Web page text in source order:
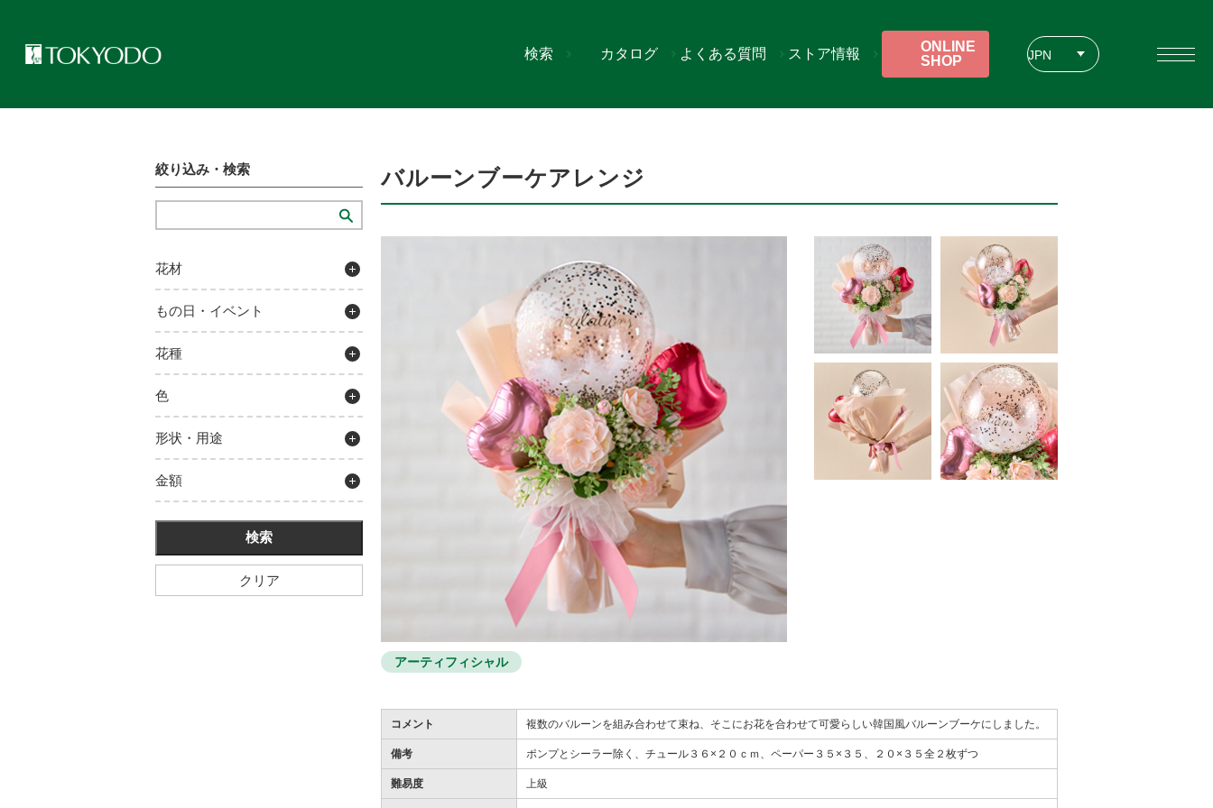
検索 JPN
カタログ よくある質問 ストア情報
ONLINE
SHOP
絞り込み・検索
花材
もの日・イベント
花種
色
形状・用途
金額
クリア
バルーンブーケアレンジ
アーティフィシャル
コメント 複数のバルーンを組み合わせて束ね、そこにお花を合わせて可愛らしい韓国風バルーンブーケにしました。
備考 ポンプとシーラー除く、チュール３６×２０ｃｍ、ペーパー３５×３５、２０×３５全２枚ずつ
難易度 上級